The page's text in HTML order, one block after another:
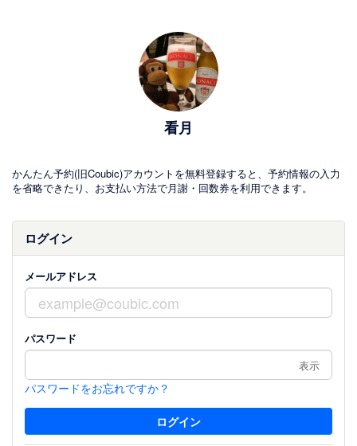
看月
かんたん予約(旧Coubic)アカウントを無料登録すると、予約情報の入力
を省略できたり、お支払い方法で月謝・回数券を利用できます。
ログイン
メールアドレス
パスワード
表示
パスワードをお忘れですか？